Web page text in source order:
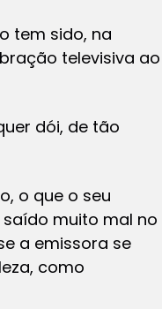
tem sido, na
televisiva ao
dói, de tão
o que o seu
muito mal no
a emissora se
como